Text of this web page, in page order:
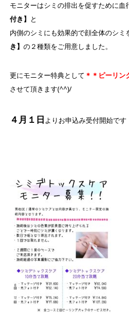
モニターはシミの排出を促すために血
付き】
と
内側のシミにも効果的で顔全体のシミ
き】 の２種類をご用意しました。
更にモニター特典として ＊＊ピーリン
させて頂きます(^^)/
４月１日よりお申込み受付開始です